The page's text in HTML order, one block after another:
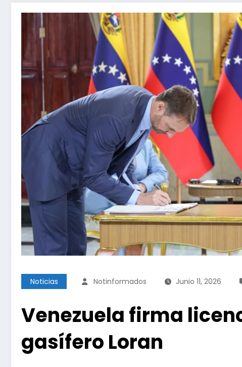
Noticias Notinformados Junio 11, 2026
Venezuela firma
gasífero Loran